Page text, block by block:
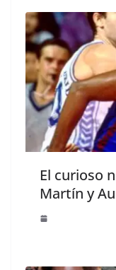
El curioso
Martín y